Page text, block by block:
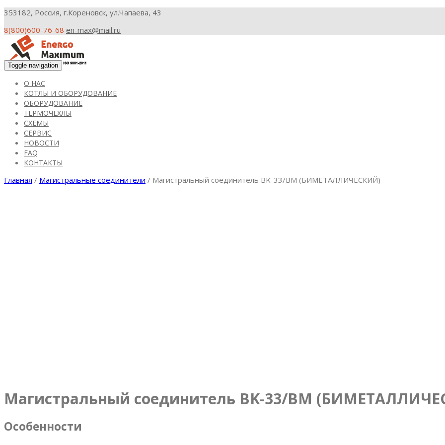
353182, Россия, г.Кореновск, ул.Чапаева, 43
8(800)600-76-68 en-max@mail.ru
Toggle navigation
О НАС
КОТЛЫ И ОБОРУДОВАНИЕ
ОБОРУДОВАНИЕ
ТЕРМОЧЕХЛЫ
СХЕМЫ
СЕРВИС
НОВОСТИ
FAQ
КОНТАКТЫ
Главная / Магистральные соединители / Магистральный соединитель BK-33/ВМ (БИМЕТАЛЛИЧЕСКИЙ)
Магистральный соединитель BK-33/ВМ
Особенности